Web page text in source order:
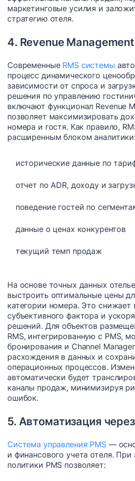
маркетинговые усилия и
стратегию отеля.
4. Revenue
Современные RMS системы
процесс динамического
зависимости от спроса и
решения по управлению
включают функционал Revenue
позволяет максимизировать
номера и гостя. Как правило,
расширенным блоком
исторические данные по
отчет по ADR, доходу и
поведение гостей по
данные о ценах конкурентов
текущий темп продаж
На основе точных данных
выстроить оптимальные цены
категории номера. Это снижает
субъективного фактора и
решений. Для объектов
RMS, интегрированную с PMS,
бронирования и Channel
расхождения в данных и
операционных процессов.
автоматически будет
каналы продаж, минимизируя
ошибок.
5. Автоматизация
Система управления PMS—
и финансового учета отеля. При
политики PMS позволяет: